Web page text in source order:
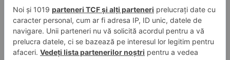
Caută
© 2026 ePitesti.ro | Toate drepturile rezervate. | Site
administrat deWebFixer.ro